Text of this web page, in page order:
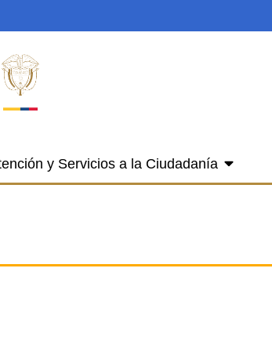
y Servicios a la Ciudadanía